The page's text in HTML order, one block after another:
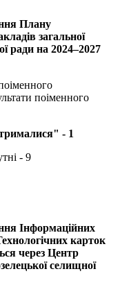
Плану
загальної
ради на 2024–2027
поіменного
- 1
- 9
Інформаційних
карток
через Центр
селищної